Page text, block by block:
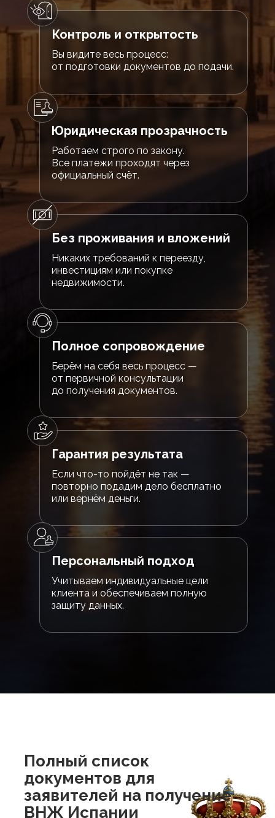
Вы видите весь процесс:
от подготовки документов до подачи.
Контроль и открытость
Работаем строго по закону.
Все платежи проходят через
официальный счёт.
Юридическая прозрачность
Никаких требований к переезду,
инвестициям или покупке
недвижимости.
Без проживания и вложений
Берём на себя весь процесс —
от первичной консультации
до получения документов.
Полное сопровождение
Если что-то пойдёт не так —
повторно подадим дело бесплатно
или вернём деньги.
Гарантия результата
Учитываем индивидуальные цели
клиента и обеспечиваем полную
защиту данных.
Персональный подход
Полный список
документов для
заявителей на получение
ВНЖ Испании